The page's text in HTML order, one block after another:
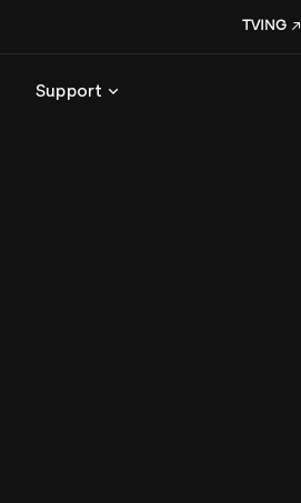
Support
TVING